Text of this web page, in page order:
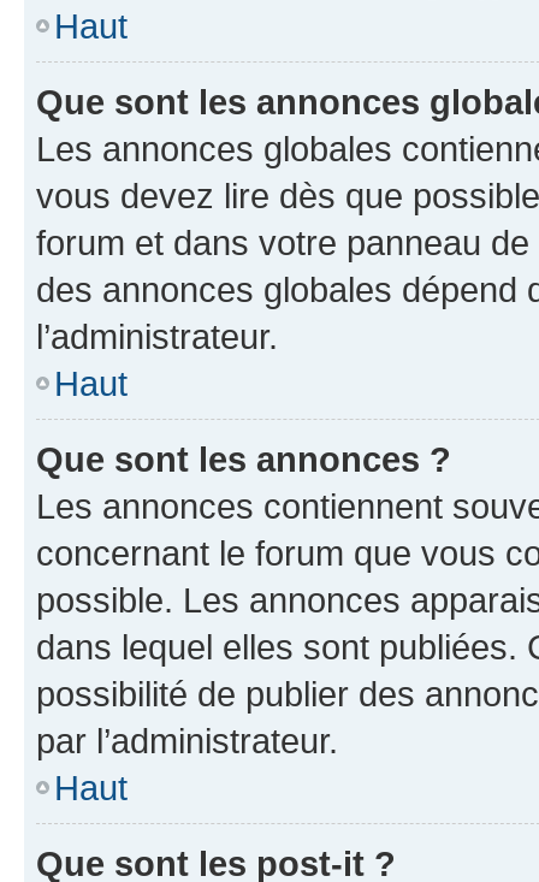
Haut
Que sont les annonces
Les annonces globales
vous devez lire dès que
forum et dans votre panneau
des annonces globales dépend
l’administrateur.
Haut
Que sont les annonces ?
Les annonces contiennent
concernant le forum que vous
possible. Les annonces
dans lequel elles sont publiées.
possibilité de publier des
par l’administrateur.
Haut
Que sont les post-it ?